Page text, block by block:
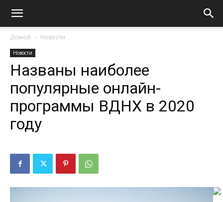
Домой Новости
Новости
Названы наиболее
популярные онлайн-
программы ВДНХ в 2020
году